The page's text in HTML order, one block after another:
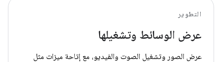
التطوير
عرض الوسائط وتشغيلها
عرض الصور وتشغيل الصوت والفيديو، مع إتاحة ميزات مثل